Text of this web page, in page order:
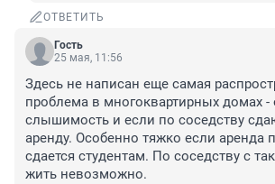
ОТВЕТИТЬ
Гость
25 мая, 11:56
Здесь не написан еще самая
проблема в многоквартирных домах -
слышимость и если по соседству
аренду. Особенно тяжко если аренда
сдается студентам. По соседству с
жить невозможно.